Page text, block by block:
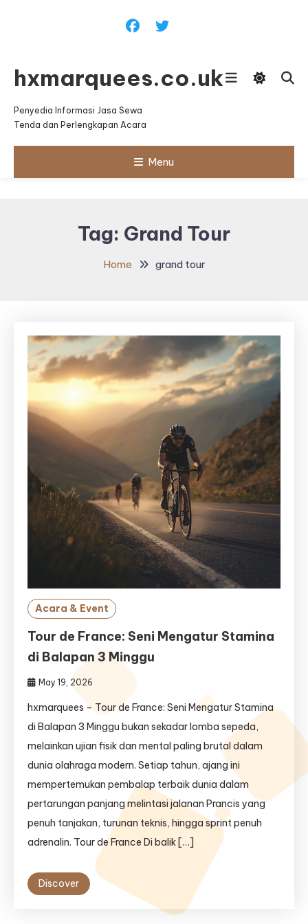
hxmarquees.co.uk
Penyedia Informasi Jasa Sewa
Tenda dan Perlengkapan Acara
Menu
Tag: Grand Tour
Home grand tour
Acara & Event
Tour de France: Seni Mengatur Stamina
di Balapan 3 Minggu
May 19, 2026
hxmarquees – Tour de France: Seni Mengatur Stamina
di Balapan 3 Minggu bukan sekadar lomba sepeda,
melainkan ujian fisik dan mental paling brutal dalam
dunia olahraga modern. Setiap tahun, ajang ini
mempertemukan pembalap terbaik dunia dalam
pertarungan panjang melintasi jalanan Prancis yang
penuh tanjakan, turunan teknis, hingga sprint penuh
adrenalin. Tour de France Di balik […]
Discover